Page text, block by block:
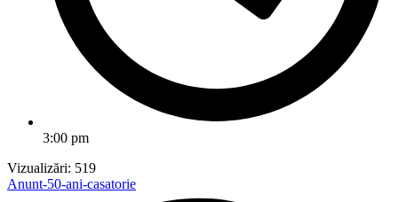
3:00 pm
Vizualizări: 519
Anunt-50-ani-casatorie